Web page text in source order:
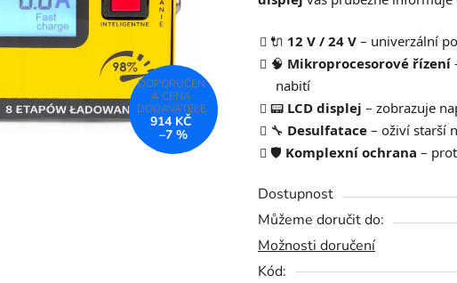
5
hvězdiček.
🔌 12 V / 24 V – univerzální
🧠 Mikroprocesorové řízení
nabití
📟 LCD displej – zobrazuje
🔧 Desulfatace – oživí starší
🛡️ Komplexní ochrana –
Dostupnost
Můžeme doručit do:
Možnosti doručení
Kód:
914 KČ
–7 %